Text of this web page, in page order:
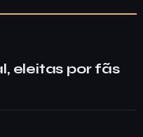
eleitas por fãs